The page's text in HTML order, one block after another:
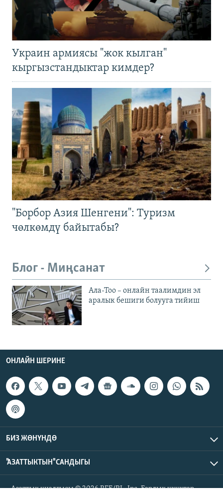
Украин армиясы "жок кылган"
кыргызстандыктар кимдер?
"Борбор Азия Шенгени": Туризм
чөлкөмдү байытабы?
Блог - Миңсанат
Ала-Тоо – онлайн таалимдин эл
аралык бешиги болууга тийиш
ОНЛАЙН ШЕРИНЕ
БИЗ ЖӨНҮНДӨ
"АЗАТТЫКТЫН" САНДЫГЫ
Азаттык үналгысы © 2026 RFE/RL, Inc. Бардык укуктар